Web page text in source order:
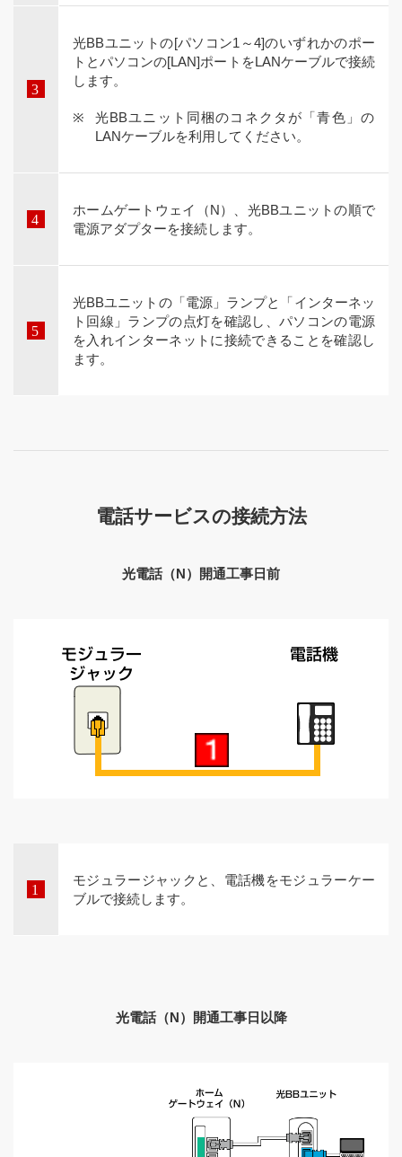
光BBユニットの[パソコン1～4]のいずれかのポー
トとパソコンの[LAN]ポートをLANケーブルで接続
します。
光BBユニット同梱のコネクタが「青色」の
LANケーブルを利用してください。
ホームゲートウェイ（N）、光BBユニットの順で
電源アダプターを接続します。
光BBユニットの「電源」ランプと「インターネッ
ト回線」ランプの点灯を確認し、パソコンの電源
を入れインターネットに接続できることを確認し
ます。
電話サービスの接続方法
光電話（N）開通工事日前
モジュラージャックと、電話機をモジュラーケー
ブルで接続します。
光電話（N）開通工事日以降